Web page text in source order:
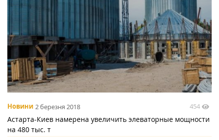
Новини 2 березня 2018 454
Астарта-Киев намерена увеличить элеваторные мощности
на 480 тыс. т